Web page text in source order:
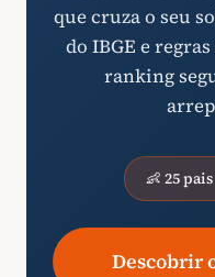
que cruza o seu
do IBGE e
ranking
👶 25
Descobrir